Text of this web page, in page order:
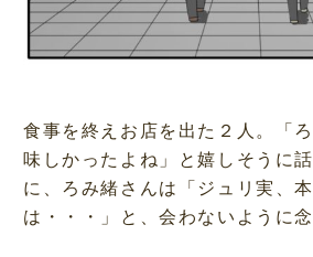
食事を終えお店を出た２人。「
味しかったよね」と嬉しそうに
に、ろみ緒さんは「ジュリ実、
は・・・」と、会わないように念